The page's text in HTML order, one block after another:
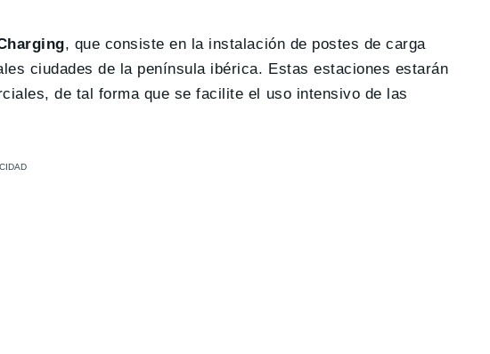
, que consiste en la instalación de postes de carga
ciudades de la península ibérica. Estas estaciones estarán
de tal forma que se facilite el uso intensivo de las